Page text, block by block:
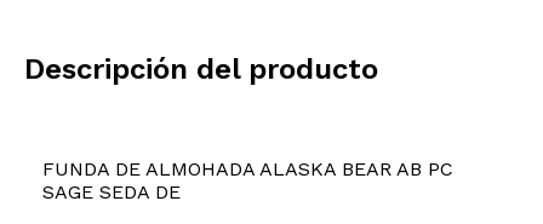
Descripción del producto
FUNDA DE ALMOHADA ALASKA BEAR AB PC
SAGE SEDA DE